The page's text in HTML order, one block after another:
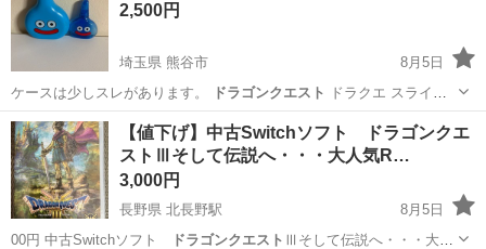
漫画
2,500円
埼玉県 熊谷市
8月5日
ケースは少しスレがあります。
ドラゴンクエスト
ドラクエ スライム
ロート製薬…
埼玉 熊谷市 その他 ドラクエ
【値下げ】中古Switchソフト ドラゴンクエ
ストⅢそして伝説へ・・・大人気R…
3,000円
長野県 北長野駅
8月5日
00円 中古Switchソフト
ドラゴンクエスト Ⅲそして伝説へ・・・大人